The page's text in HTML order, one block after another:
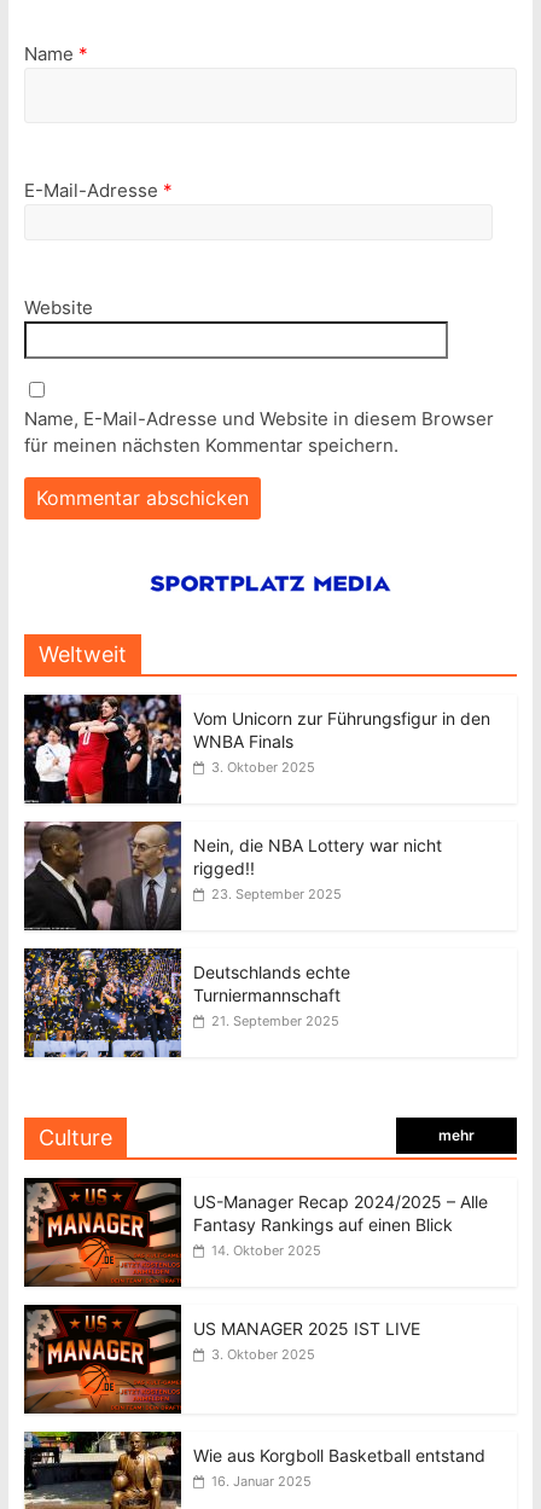
Name *
E-Mail-Adresse *
Website
Name, E-Mail-Adresse und Website in diesem Browser
für meinen nächsten Kommentar speichern.
Weltweit
Vom Unicorn zur Führungsfigur in den
WNBA Finals
3. Oktober 2025
Nein, die NBA Lottery war nicht
rigged!!
23. September 2025
Deutschlands echte
Turniermannschaft
21. September 2025
Culture mehr
US-Manager Recap 2024/2025 – Alle
Fantasy Rankings auf einen Blick
14. Oktober 2025
US MANAGER 2025 IST LIVE
3. Oktober 2025
Wie aus Korgboll Basketball entstand
16. Januar 2025